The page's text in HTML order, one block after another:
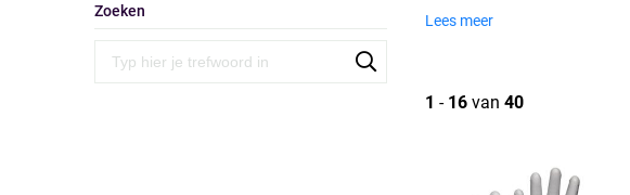
Zoeken
Lees meer
1 - 16 van 40